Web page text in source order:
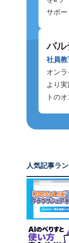
サポー
バル
社員
オンラ
より
トの
人気記事ラ